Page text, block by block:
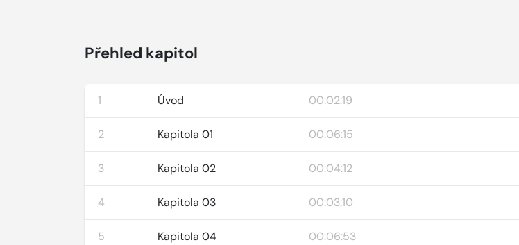
Přehled kapitol
1 Úvod 00:02:19
2 Kapitola 01 00:06:15
3 Kapitola 02 00:04:12
4 Kapitola 03 00:03:10
5 Kapitola 04 00:06:53